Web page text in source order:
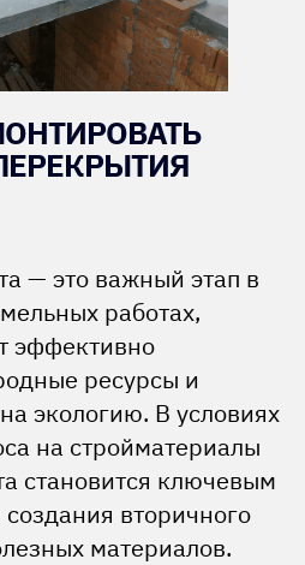
— это важный этап в
работах,
эффективно
ресурсы и
экологию. В условиях
на стройматериалы
становится ключевым
вторичного
материалов.